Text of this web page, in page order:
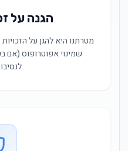
הגנה על
מטרתנו היא להגן על
שמינוי אפוטרופוס (אם